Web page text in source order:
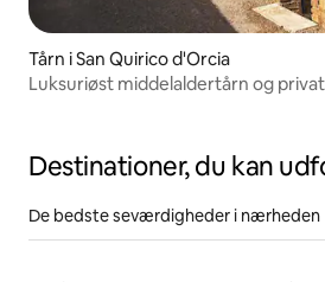
Tårn i San Quirico d'Orcia
Luksuriøst middelaldertårn og
Destinationer, du kan
De bedste seværdigheder i nærheden